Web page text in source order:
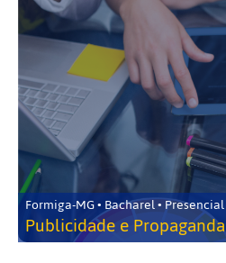
Formiga-MG • Bacharel • Presencial
Publicidade e Propaganda